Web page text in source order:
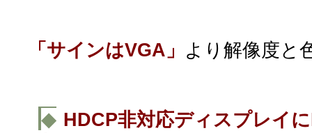
「サインはVGA」 より解像度と
◆ HDCP非対応ディスプレイ